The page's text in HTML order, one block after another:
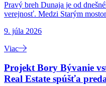
Pravý breh Dunaja je od
verejnosť. Medzi Starým
9. júla 2026
Viac
Projekt Bory Bývanie
Real Estate spúšťa